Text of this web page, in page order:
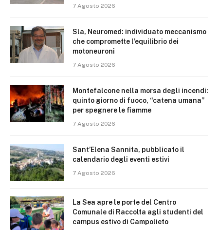
7 Agosto 2026
Sla, Neuromed: individuato meccanismo
che compromette l’equilibrio dei
motoneuroni
7 Agosto 2026
Montefalcone nella morsa degli incendi:
quinto giorno di fuoco, “catena umana”
per spegnere le fiamme
7 Agosto 2026
Sant’Elena Sannita, pubblicato il
calendario degli eventi estivi
7 Agosto 2026
La Sea apre le porte del Centro
Comunale di Raccolta agli studenti del
campus estivo di Campolieto